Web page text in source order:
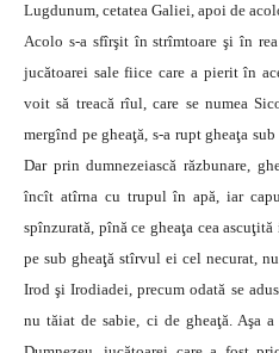
Lugdunum, cetatea Galiei, apoi de
Acolo s-a sfîrşit în strîmtoare şi în
jucătoarei sale fiice care a pierit în
voit să treacă rîul, care se numea
mergînd pe gheaţă, s-a rupt gheaţa
Dar prin dumnezeiască răzbunare,
încît atîrna cu trupul în apă, iar
spînzurată, pînă ce gheaţa cea
pe sub gheaţă stîrvul ei cel necurat,
Irod şi Irodiadei, precum odată se
nu tăiat de sabie, ci de gheaţă. Aşa